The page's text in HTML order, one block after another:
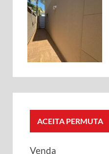
ACEITA PERMUTA
Venda